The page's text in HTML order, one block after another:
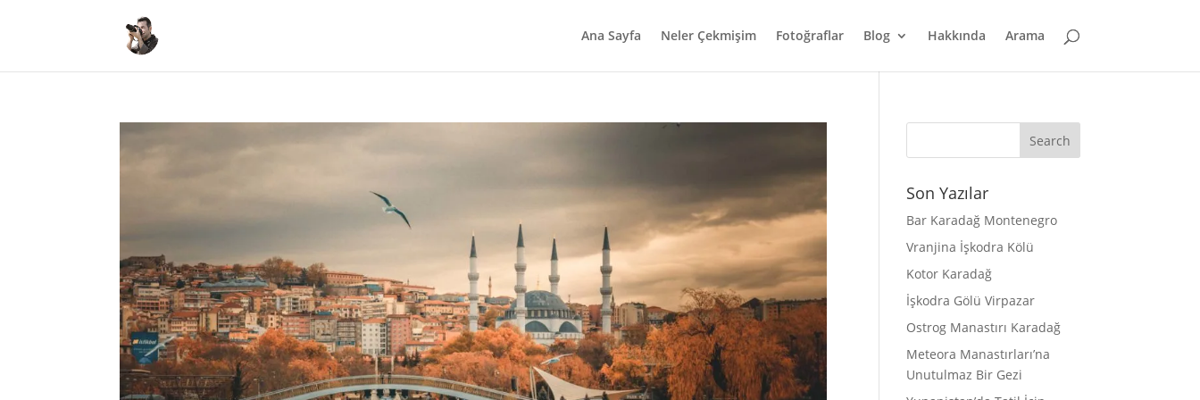
Ana Sayfa Neler Çekmişim Fotoğraflar Blog Hakkında Arama
Son Yazılar
Bar Karadağ Montenegro
Vranjina İşkodra Kölü
Kotor Karadağ
İşkodra Gölü Virpazar
Ostrog Manastırı Karadağ
Meteora Manastırları’na
Unutulmaz Bir Gezi